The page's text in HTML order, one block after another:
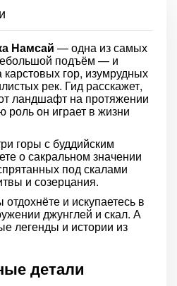
Намсай — одна из самых
подъём — и
гор, изумрудных
рек. Гид расскажет,
ландшафт на протяжении
роль он играет в жизни
горы с буддийским
о сакральном значении
под скалами
и созерцания.
и искупаетесь в
джунглей и скал. А
легенды и истории из
детали